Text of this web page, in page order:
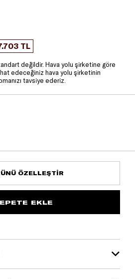
TL
değildir. Hava yolu şirketine göre
edeceğiniz hava yolu şirketinin
tavsiye ederiz.
ÖZELLEŞTIR